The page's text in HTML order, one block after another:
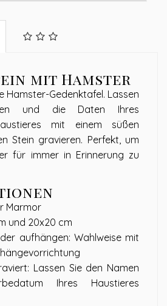
mit Hamster
Hamster-Gedenktafel. Lassen
und die Daten Ihres
mit einem süßen
Stein gravieren. Perfekt, um
für immer in Erinnerung zu
Marmor
und 20x20 cm
aufhängen: Wahlweise mit
Lassen Sie den Namen
Ihres Haustieres